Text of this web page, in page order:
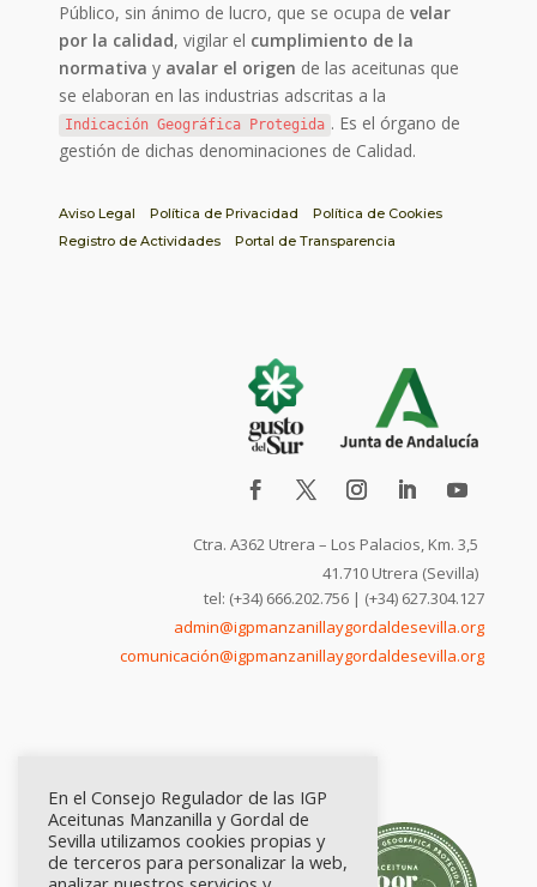
Público, sin ánimo de lucro, que se ocupa develar
por la calidad, vigilar el cumplimiento de la
normativa y avalar el origen de las aceitunas que
se elaboran en las industrias adscritas a la
Indicación Geográfica Protegida . Es el órgano de
gestión de dichas denominaciones de Calidad.
Aviso Legal Política de Privacidad
Política de Cookies
Registro de Actividades
Portal de Transparencia
Ctra. A362 Utrera – Los Palacios, Km. 3,5
41.710 Utrera (Sevilla)
tel: (+34) 666.202.756 | (+34) 627.304.127
admin@igpmanzanillaygordaldesevilla.org
comunicación@igpmanzanillaygordaldesevilla.org
En el Consejo Regulador de las IGP
Aceitunas Manzanilla y Gordal de
Sevilla utilizamos cookies propias y
de terceros para personalizar la web,